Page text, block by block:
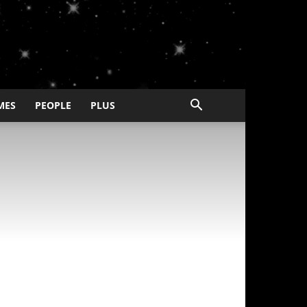
PEOPLE PLUS